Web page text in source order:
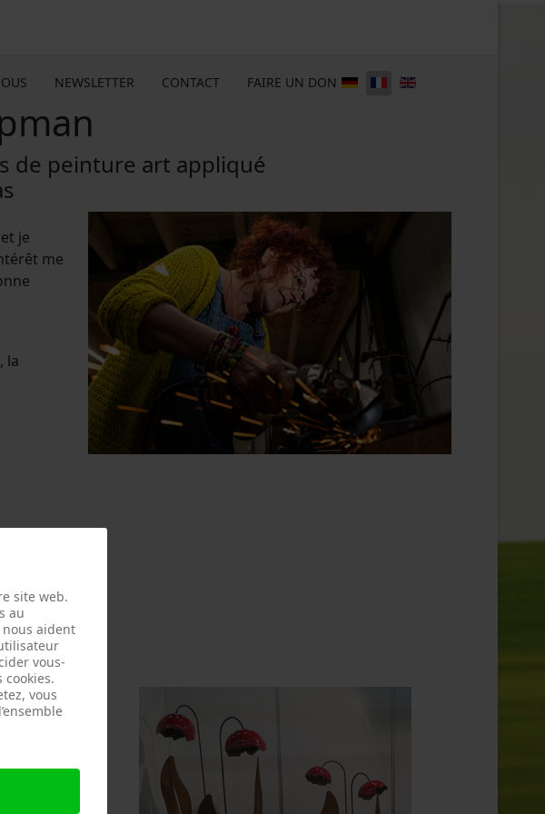
NEWSLETTER CONTACT FAIRE UN DON
de peinture art appliqué
je
me
la
site web.
au
aident
vous-
cookies.
vous